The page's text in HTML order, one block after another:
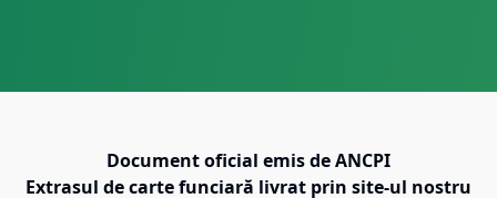
Document oficial emis de ANCPI
Extrasul de carte funciară livrat prin site-ul nostru